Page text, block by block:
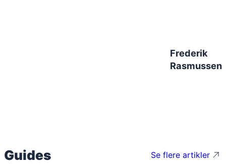
Frederik
Rasmussen
Guides Se flere artikler